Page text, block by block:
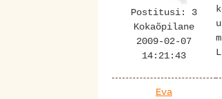
Postitusi: 3
Kokaõpilane
2009-02-07
14:21:43
Eva